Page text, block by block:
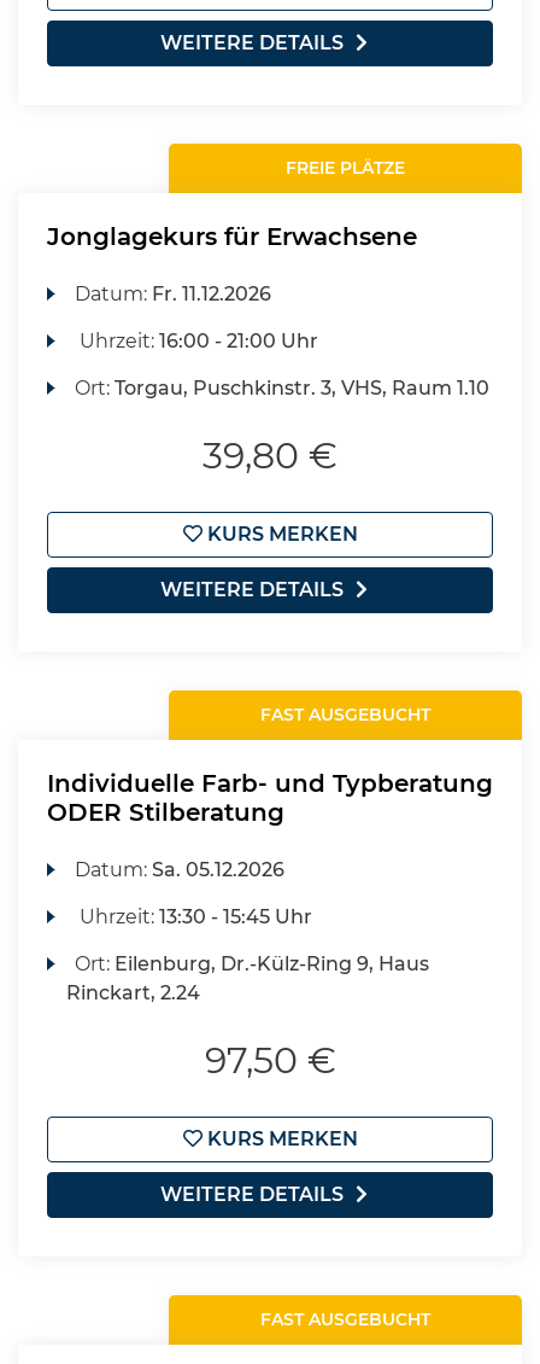
WEITERE DETAILS
FREIE PLÄTZE
Jonglagekurs für Erwachsene
Datum: Fr. 11.12.2026
Uhrzeit:16:00 - 21:00 Uhr
Ort:Torgau, Puschkinstr. 3, VHS, Raum 1.10
39,80 €
KURS MERKEN
WEITERE DETAILS
FAST AUSGEBUCHT
Individuelle Farb- und Typberatung
ODER Stilberatung
Datum:Sa. 05.12.2026
Uhrzeit:13:30 - 15:45 Uhr
Ort: Eilenburg, Dr.-Külz-Ring 9, Haus
Rinckart, 2.24
97,50 €
KURS MERKEN
WEITERE DETAILS
FAST AUSGEBUCHT